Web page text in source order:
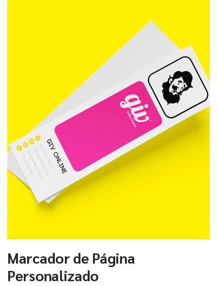
Marcador de Página
Personalizado